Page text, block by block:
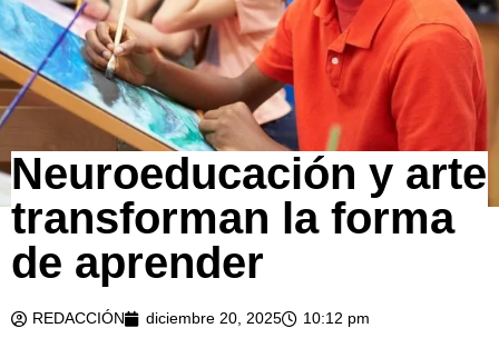
Neuroeducación y arte
transforman la forma
de aprender
REDACCIÓN diciembre 20, 2025 10:12 pm